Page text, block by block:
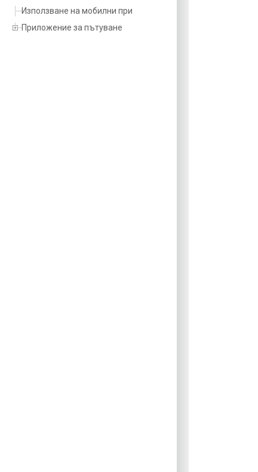
Използване на мобилни приложения
Приложение за пътуване